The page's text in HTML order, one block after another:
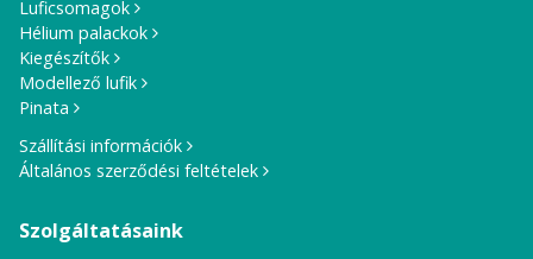
Luficsomagok
Hélium palackok
Kiegészítők
Modellező lufik
Pinata
Szállítási információk
Általános szerződési feltételek
Szolgáltatásaink